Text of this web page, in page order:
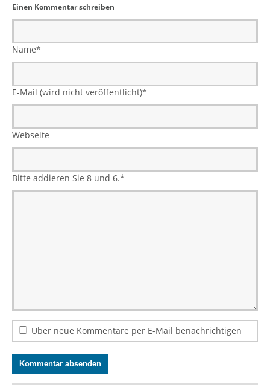
Einen Kommentar schreiben
Name*
E-Mail (wird nicht veröffentlicht)*
Webseite
Bitte addieren Sie 8 und 6.*
Über neue Kommentare per E-Mail benachrichtigen